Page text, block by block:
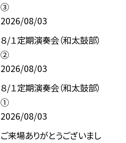
③
2026/08/03
８/１定期演奏会（和太鼓部）
②
2026/08/03
８/１定期演奏会（和太鼓部）
①
2026/08/03
ご来場ありがとうございまし